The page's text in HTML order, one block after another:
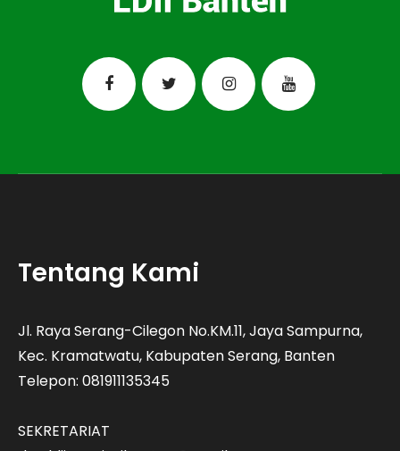
Tentang Kami
Jl. Raya Serang-Cilegon No.KM.11, Jaya Sampurna,
Kec. Kramatwatu, Kabupaten Serang, Banten
Telepon: 081911135345
SEKRETARIAT